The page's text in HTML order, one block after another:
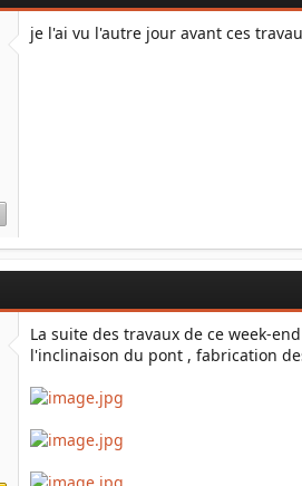
je l'ai vu l'autre jour avant ces
La suite des travaux de ce week-
l'inclinaison du pont , fabrication